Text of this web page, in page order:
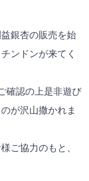
銀杏の販売を始
ンドンが来てく
確認の上是非遊び
が沢山撒かれま
ご協力のもと、